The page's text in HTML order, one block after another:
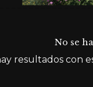
No se
resultados con